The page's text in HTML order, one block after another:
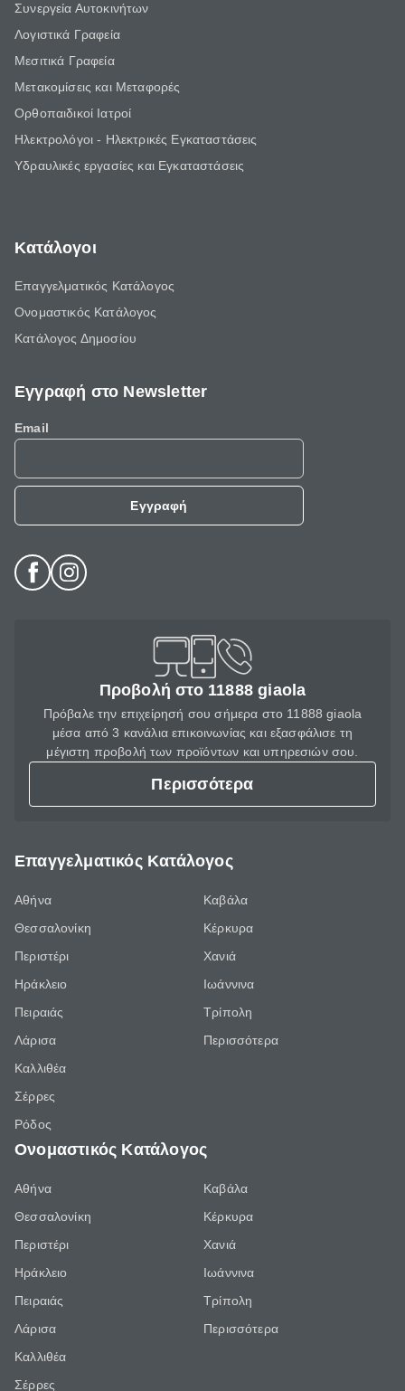
Συνεργεία Αυτοκινήτων
Λογιστικά Γραφεία
Μεσιτικά Γραφεία
Μετακομίσεις και Μεταφορές
Ορθοπαιδικοί Ιατροί
Ηλεκτρολόγοι - Ηλεκτρικές Εγκαταστάσεις
Υδραυλικές εργασίες και Εγκαταστάσεις
Κατάλογοι
Επαγγελματικός Κατάλογος
Ονομαστικός Κατάλογος
Κατάλογος Δημοσίου
Εγγραφή στο Newsletter
Email
Εγγραφή
Προβολή στο 11888 giaola
Πρόβαλε την επιχείρησή σου σήμερα στο 11888 giaola
μέσα από 3 κανάλια επικοινωνίας και εξασφάλισε τη
μέγιστη προβολή των προϊόντων και υπηρεσιών σου.
Περισσότερα
Επαγγελματικός Κατάλογος
Αθήνα
Θεσσαλονίκη
Περιστέρι
Ηράκλειο
Πειραιάς
Λάρισα
Καλλιθέα
Σέρρες
Ρόδος
Καβάλα
Κέρκυρα
Χανιά
Ιωάννινα
Τρίπολη
Περισσότερα
Ονομαστικός Κατάλογος
Αθήνα
Θεσσαλονίκη
Περιστέρι
Ηράκλειο
Πειραιάς
Λάρισα
Καλλιθέα
Σέρρες
Καβάλα
Κέρκυρα
Χανιά
Ιωάννινα
Τρίπολη
Περισσότερα